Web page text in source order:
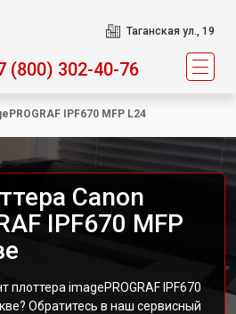
Таганская ул., 19
(800) 302-40-76
IPF670 MFP L24
Canon
IPF670 MFP
imagePROGRAF IPF670
Обратитесь в наш сервисный